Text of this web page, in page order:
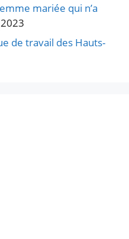
mariée qui n’a
de travail des Hauts-